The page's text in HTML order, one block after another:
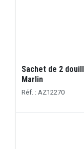
Sachet de 2
Marlin
Réf. : AZ12270